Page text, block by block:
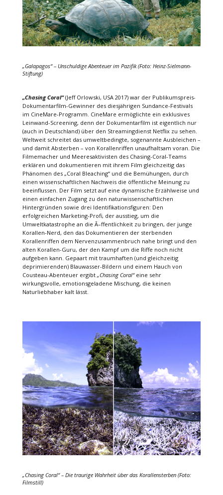
„Galapagos“– Unschuldige Abenteuer im Pazifik (Foto: Heinz-Sielmann-
Stiftung)
„Chasing Coral“(Jeff Orlowski, USA 2017) war der Publikumspreis-
Dokumentarfilm-Gewinner des diesjährigen Sundance-Festivals
im CineMare-Programm. CineMare ermöglichte ein exklusives
Leinwand-Screening, denn der Dokumentarfilm ist eigentlich nur
(auch in Deutschland) über den Streamingdienst Netflix zu sehen.
Weltweit schreitet das umweltbedingte, sogenannte Ausbleichen –
und damit Absterben – von Korallenriffen unaufhaltsam voran. Die
Filmemacher und Meeresaktivisten des Chasing-Coral-Teams
erklären und dokumentieren mit ihrem Film gleichzeitig das
Phänomen des „Coral Bleaching“ und die Bemühungen, durch
einen wissenschaftlichen Nachweis die öffentliche Meinung zu
beeinflussen. Der Film setzt auf eine dynamische Erzählweise und
einen einfachen Zugang zu den naturwissenschaftlichen
Hintergründen sowie drei Identifikationsfiguren: Den
erfolgreichen Marketing-Profi, der ausstieg, um die
Umweltkatastrophe an die Ã–ffentlichkeit zu bringen, der junge
Korallen-Nerd, den das Dokumentieren der sterbenden
Korallenriffen dem Nervenzusammenbruch nahe bringt und den
alten Korallen-Guru, der den Kampf um die Riffe noch nicht
aufgeben kann. Gepaart mit traumhaften (und gleichzeitig
deprimierenden) Blauwasser-Bildern und einem Hauch von
Cousteau-Abenteuer ergibt „Chasing Coral“ eine sehr
wirkungsvolle, emotionsgeladene Mischung, die keinen
Naturliebhaber kalt lässt.
„Chasing Coral“– Die traurige Wahrheit über das Korallensterben (Foto:
Filmstill)